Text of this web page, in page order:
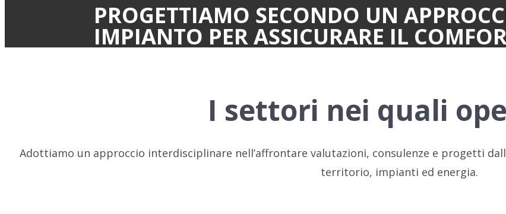
PROGETTIAMO SECONDO UN
IMPIANTO PER ASSICURARE IL
I settori nei quali
Adottiamo un approccio interdisciplinare nell’affrontare valutazioni, consulenze e progetti
territorio, impianti ed energia.